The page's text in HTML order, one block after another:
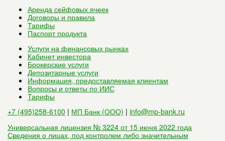
Аренда сейфовых ячеек
Договоры и правила
Тарифы
Паспорт продукта
Услуги на финансовых рынках
Кабинет инвестора
Брокерские услуги
Депозитарные услуги
Информация, предоставляемая клиентам
Вопросы и ответы по ИИС
Тарифы
+7 (495)258-6100 | МП Банк (ООО) | info@mp-bank.ru
Универсальная лицензия № 3224 от 15 июня 2022 года
Сведения о лицах, под контролем либо значительным